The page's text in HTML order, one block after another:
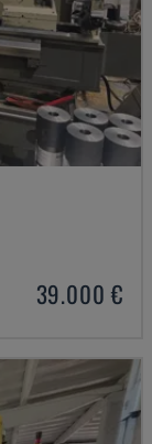
39.000 €